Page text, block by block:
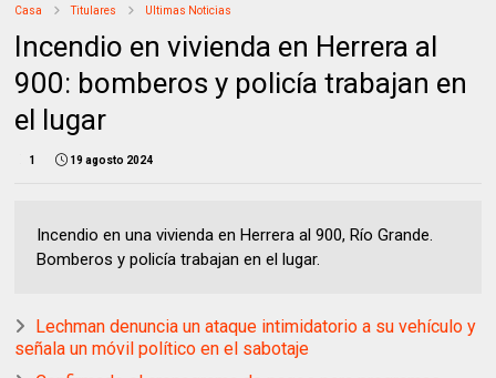
Casa Titulares Ultimas Noticias
Incendio en vivienda en Herrera al
900: bomberos y policía trabajan en
el lugar
1 19 agosto 2024
Incendio en una vivienda en Herrera al 900, Río Grande.
Bomberos y policía trabajan en el lugar.
Lechman denuncia un ataque intimidatorio a su vehículo y
señala un móvil político en el sabotaje